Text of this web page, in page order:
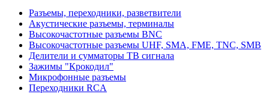
Разъемы, переходники, разветвители
Акустические разъемы, терминалы
Высокочастотные разъемы BNC
Высокочастотные разъемы UHF, SMA, FME, TNC, SMB
Делители и сумматоры ТВ сигнала
Зажимы "Крокодил"
Микрофонные разъемы
Переходники RCA